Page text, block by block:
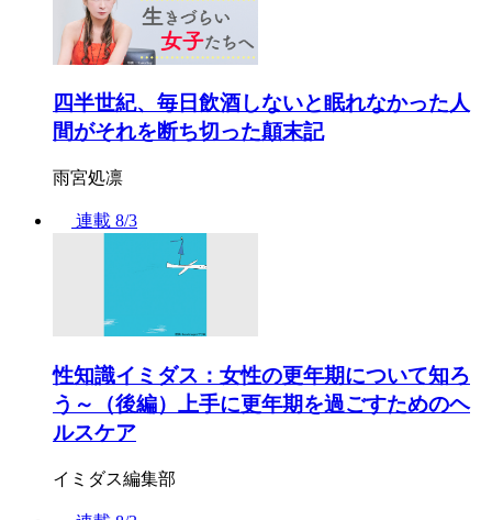
四半世紀、毎日飲酒しないと眠れなかった人
間がそれを断ち切った顛末記
雨宮処凛
連載 8/3
性知識イミダス：女性の更年期について知ろ
う～（後編）上手に更年期を過ごすためのヘ
ルスケア
イミダス編集部